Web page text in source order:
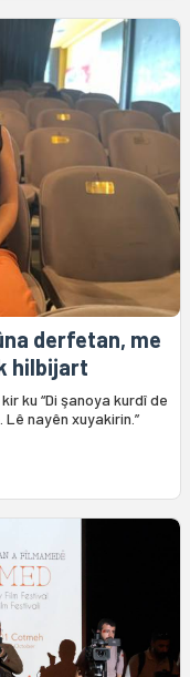
derfetan, me
hilbijart
ku “Di şanoya kurdî de
nayên xuyakirin.”